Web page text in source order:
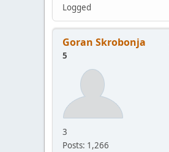
Logged
Goran Skrobonja
5
3
Posts: 1,266